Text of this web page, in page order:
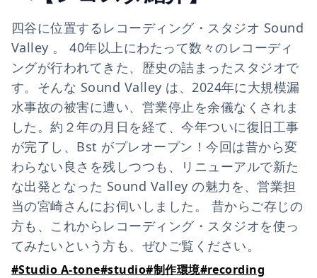
四谷に位置するレコーディング・スタジオ Sound
Valley 。 40年以上にわたって数々のレコーディ
ングが行われてきた、歴史の詰まったスタジオで
す。そんな Sound Valley は、2024年に大規模漏
水事故の被害に遭い、営業停止を余儀なくされま
した。約２年の月日を経て、今年ついに復旧工事
が完了し、Bst がプレオープン！今回は昔から変
わらない良さを残しつつも、リニューアルで新た
な出発となった Sound Valley の魅力を、営業担
当の宮崎さんにお伺いしました。 昔からご存じの
方も、これからレコーディング・スタジオを使っ
てみたいという方も、ぜひご覧ください。
#Studio A-tone#studio#制作環境#recording